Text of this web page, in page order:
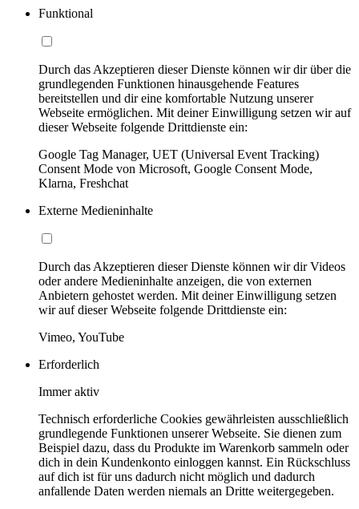
Funktional
Durch das Akzeptieren dieser Dienste können wir dir über die
grundlegenden Funktionen hinausgehende Features
bereitstellen und dir eine komfortable Nutzung unserer
Webseite ermöglichen. Mit deiner Einwilligung setzen wir auf
dieser Webseite folgende Drittdienste ein:
Google Tag Manager, UET (Universal Event Tracking)
Consent Mode von Microsoft, Google Consent Mode,
Klarna, Freshchat
Externe Medieninhalte
Durch das Akzeptieren dieser Dienste können wir dir Videos
oder andere Medieninhalte anzeigen, die von externen
Anbietern gehostet werden. Mit deiner Einwilligung setzen
wir auf dieser Webseite folgende Drittdienste ein:
Vimeo, YouTube
Erforderlich
Immer aktiv
Technisch erforderliche Cookies gewährleisten ausschließlich
grundlegende Funktionen unserer Webseite. Sie dienen zum
Beispiel dazu, dass du Produkte im Warenkorb sammeln oder
dich in dein Kundenkonto einloggen kannst. Ein Rückschluss
auf dich ist für uns dadurch nicht möglich und dadurch
anfallende Daten werden niemals an Dritte weitergegeben.